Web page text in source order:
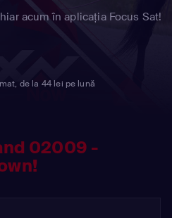
acum în aplicația Focus Sat!
de la 44 lei pe lună
02009 -